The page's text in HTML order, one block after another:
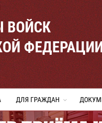
ВОЙСК
ДЛЯ ГРАЖДАН